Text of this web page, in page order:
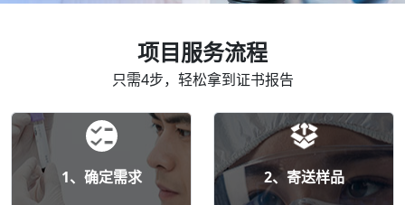
项目服务流程
只需4步，轻松拿到证书报告
1、确定需求
2、寄送样品